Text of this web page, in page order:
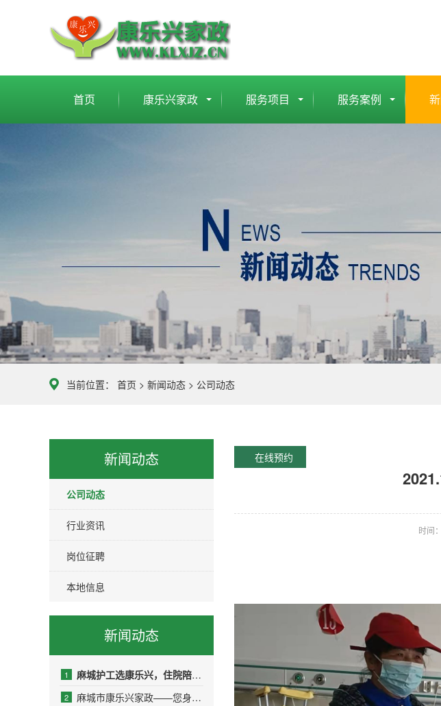
首页 康乐兴家政 服务项目 服务案例
当前位置： 首页 > 新闻动态 > 公司动态
新闻动态
公司动态
行业资讯
岗位征聘
本地信息
新闻动态
1 麻城护工选康乐兴，住院陪护少操心
2 麻城市康乐兴家政——您身边的品质生活管家
在线预约
时间